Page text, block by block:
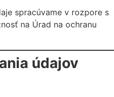
spracúvame v rozpore s
na Úrad na ochranu
údajov